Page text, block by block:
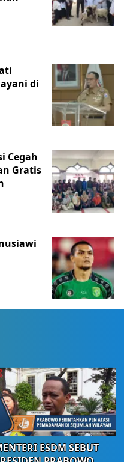
di
Cegah
Gratis
ESDM SEBUT